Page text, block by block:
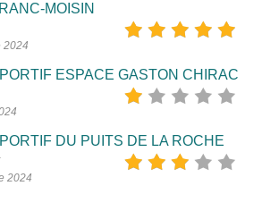
MOISIN
2024
ESPACE GASTON CHIRAC
DU PUITS DE LA ROCHE
2024